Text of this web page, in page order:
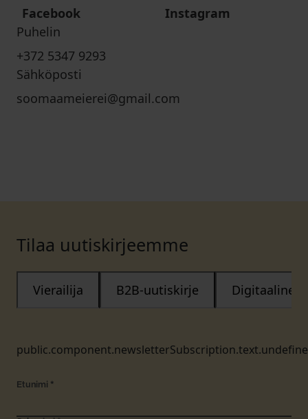
Facebook
Instagram
Puhelin
+372 5347 9293
Sähköposti
soomaameierei@gmail.com
Tilaa uutiskirjeemme
Vierailija B2B-uutiskirje Digitaalinen
Etunimi *